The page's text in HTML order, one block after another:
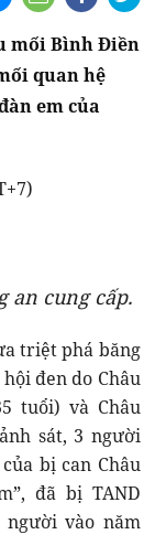
mối Bình Điền
quan hệ
em của
an cung cấp.
triệt phá băng
đen do Châu
tuổi) và Châu
sát, 3 người
bị can Châu
đã bị TAND
vào năm